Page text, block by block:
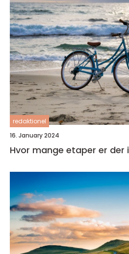
redaktionel
16. January 2024
Hvor mange etaper er der